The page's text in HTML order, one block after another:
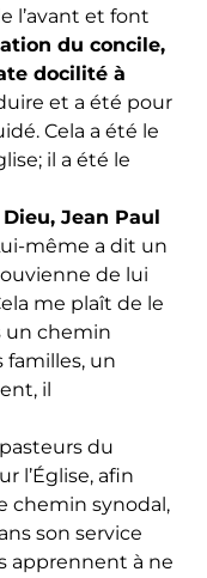
l’avant et font
du concile,
docilité à
et a été pour
Cela a été le
il a été le
Jean Paul
même a dit un
de lui
me plaît de le
un chemin
familles, un
il
du
l’Église, afin
chemin synodal,
son service
apprennent à ne